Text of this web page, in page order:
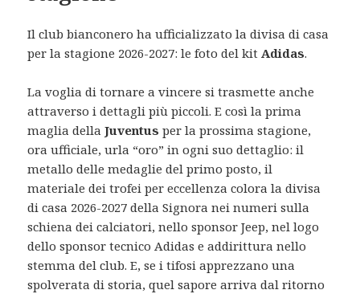
Il club bianconero ha ufficializzato la divisa di casa
per la stagione 2026-2027: le foto del kit Adidas.
La voglia di tornare a vincere si trasmette anche
attraverso i dettagli più piccoli. E così la prima
maglia dellaJuventus per la prossima stagione,
ora ufficiale, urla “oro” in ogni suo dettaglio: il
metallo delle medaglie del primo posto, il
materiale dei trofei per eccellenza colora la divisa
di casa 2026-2027 della Signora nei numeri sulla
schiena dei calciatori, nello sponsor Jeep, nel logo
dello sponsor tecnico Adidas e addirittura nello
stemma del club. E, se i tifosi apprezzano una
spolverata di storia, quel sapore arriva dal ritorno